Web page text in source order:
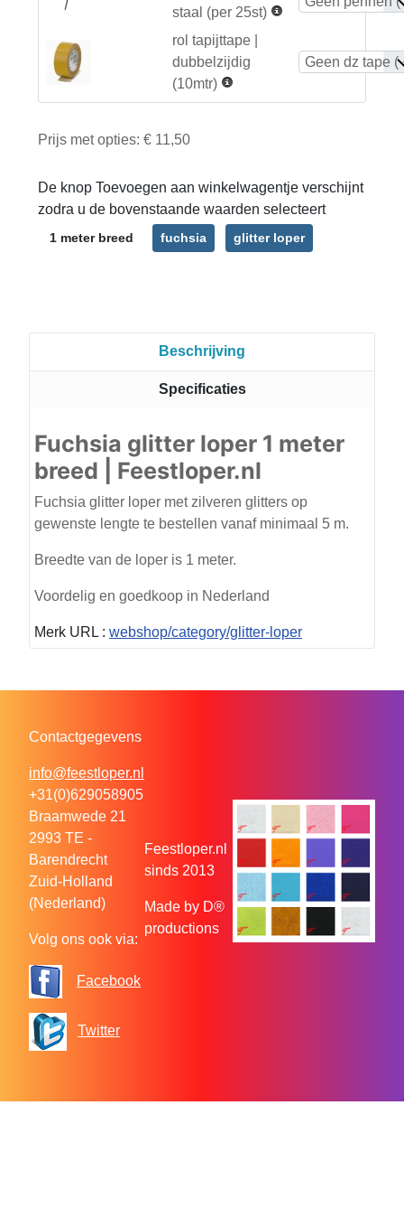
staal (per 25st)
rol tapijttape |
dubbelzijdig
(10mtr)
Prijs met opties: € 11,50
De knop Toevoegen aan winkelwagentje verschijnt
zodra u de bovenstaande waarden selecteert
1 meter breed fuchsia glitter loper
Beschrijving
Specificaties
Fuchsia glitter loper 1 meter
breed | Feestloper.nl
Fuchsia glitter loper met zilveren glitters op
gewenste lengte te bestellen vanaf minimaal 5 m.
Breedte van de loper is 1 meter.
Voordelig en goedkoop in Nederland
Merk URL : webshop/category/glitter-loper
Contactgegevens
info@feestloper.nl
+31(0)629058905
Braamwede 21
2993 TE -
Barendrecht
Zuid-Holland
(Nederland)
Volg ons ook via:
Facebook
Twitter
Feestloper.nl
sinds 2013
Made by D®
productions